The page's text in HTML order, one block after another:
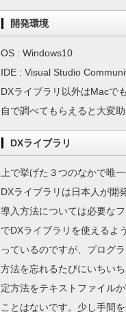
開発環境
OS : Windows10
IDE : Visual Studio
DXライブラリ以外はMacで
自で調べてもらえると大変助
DXライブラリ
上で挙げた３つのなかで唯
DXライブラリは日本人が開
導入方法については必要な
でDXライブラリを使えるよ
っているのですが、プログ
方法を忘れるたびにいちい
定方法をテキストファイル
ことはないです。少し手間